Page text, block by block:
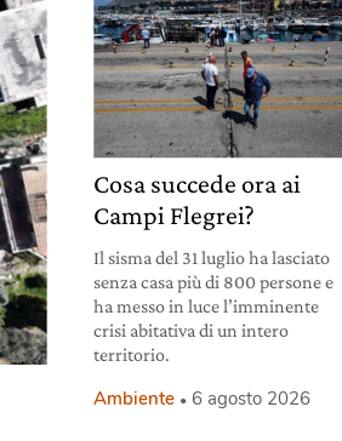
Cosa succede ora ai
Campi Flegrei?
Il sisma del 31 luglio ha lasciato
senza casa più di 800 persone e
ha messo in luce l’imminente
crisi abitativa di un intero
territorio.
Ambiente 6 agosto 2026